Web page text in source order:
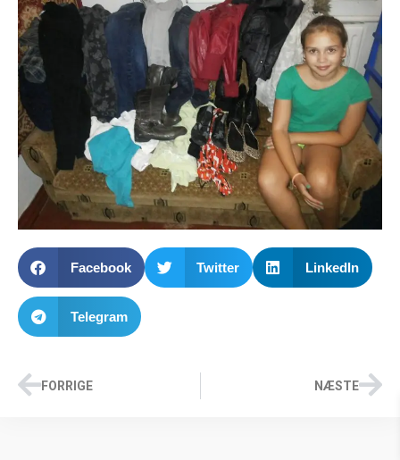
Facebook Twitter LinkedIn
Telegram
FORRIGE NÆSTE